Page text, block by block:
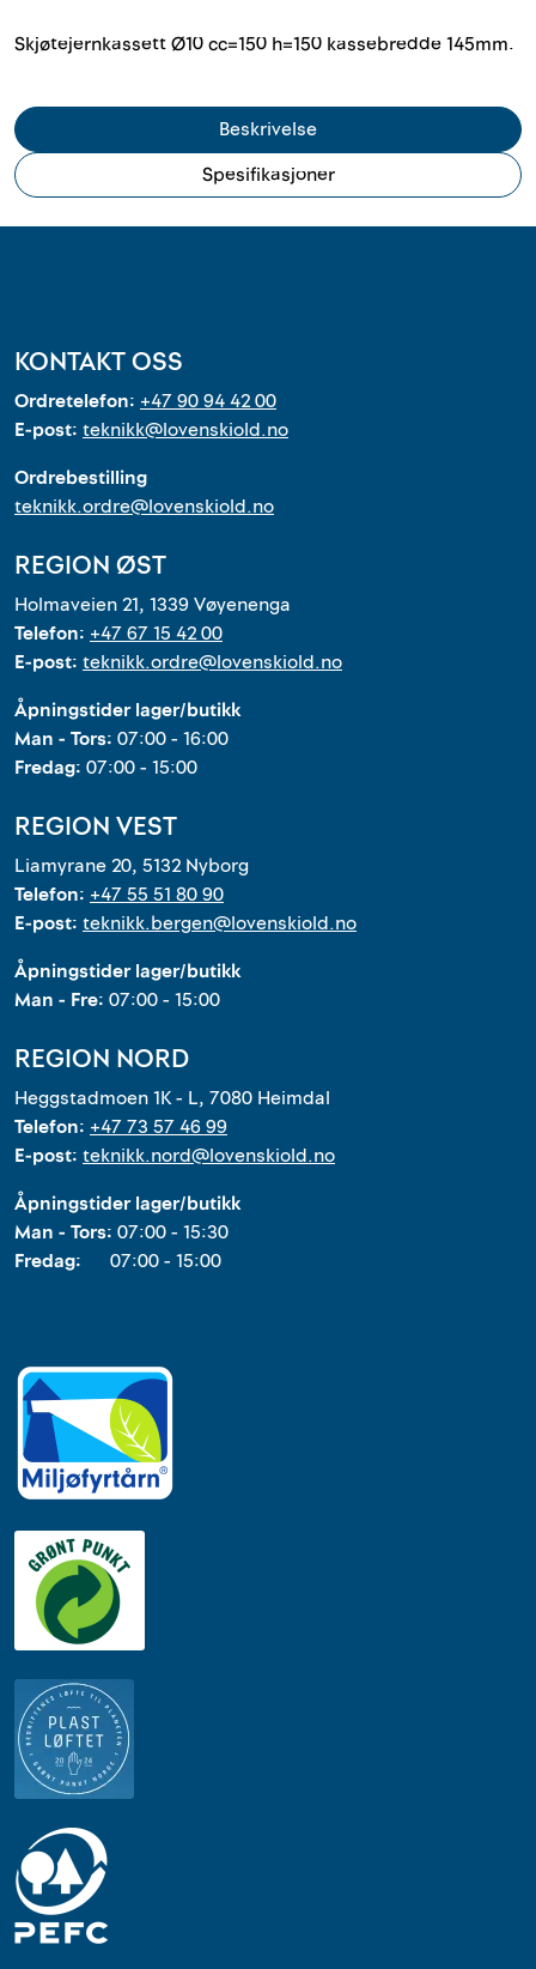
Skjøtejernkassett Ø10 cc=150 h=150 kassebredde 145mm.
Beskrivelse
Spesifikasjoner
KONTAKT OSS
Ordretelefon: +47 90 94 42 00
E-post: teknikk@lovenskiold.no
Ordrebestilling
teknikk.ordre@lovenskiold.no
REGION ØST
Holmaveien 21, 1339 Vøyenenga
Telefon: +47 67 15 42 00
E-post: teknikk.ordre@lovenskiold.no
Åpningstider lager/butikk
Man - Tors: 07:00 - 16:00
Fredag: 07:00 - 15:00
REGION VEST
Liamyrane 20, 5132 Nyborg
Telefon: +47 55 51 80 90
E-post: teknikk.bergen@lovenskiold.no
Åpningstider lager/butikk
Man - Fre: 07:00 - 15:00
REGION NORD
Heggstadmoen 1K - L, 7080 Heimdal
Telefon: +47 73 57 46 99
E-post: teknikk.nord@lovenskiold.no
Åpningstider lager/butikk
Man - Tors: 07:00 - 15:30
Fredag: 07:00 - 15:00